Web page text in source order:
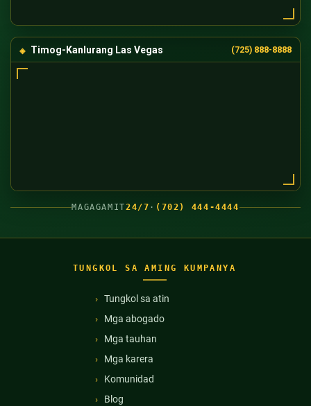
Timog-Kanlurang Las Vegas (725) 888-8888
MAGAGAMIT24/7 · (702) 444-4444
TUNGKOL SA AMING KUMPANYA
Tungkol sa atin
Mga abogado
Mga tauhan
Mga karera
Komunidad
Blog